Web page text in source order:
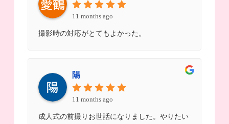
11 months ago
撮影時の対応がとてもよかった。
陽
11 months ago
成人式の前撮りお世話になりました。やりたい